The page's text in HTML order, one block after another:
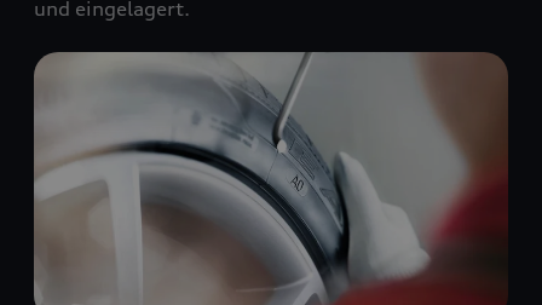
und eingelagert.